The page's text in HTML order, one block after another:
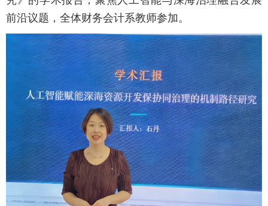
前沿议题，全体财务会计系教师参加。